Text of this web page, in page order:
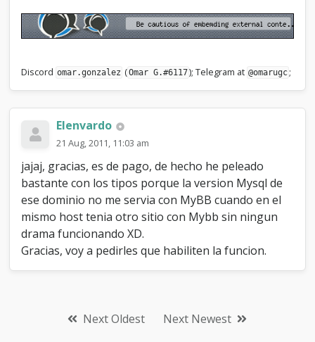
Discord omar.gonzalez (Omar G.#6117); Telegram at @omarugc ;
Elenvardo
21 Aug, 2011, 11:03 am
jajaj, gracias, es de pago, de hecho he peleado
bastante con los tipos porque la version Mysql de
ese dominio no me servia con MyBB cuando en el
mismo host tenia otro sitio con Mybb sin ningun
drama funcionando XD.
Gracias, voy a pedirles que habiliten la funcion.
Next Oldest Next Newest